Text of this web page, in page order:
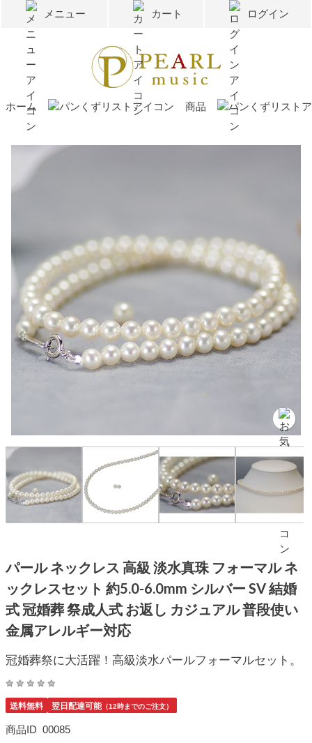
メニュー カート ログイン
ホーム 商品
パール ネックレス 高級 淡水真珠 フォーマル ネ
ックレスセット 約5.0-6.0mm シルバー SV 結婚
式 冠婚葬 祭成人式 お返し カジュアル 普段使い
金属アレルギー対応
冠婚葬祭に大活躍！高級淡水パールフォーマルセット。
送料無料 翌日配達可能（12時までのご注文）
商品ID 00085